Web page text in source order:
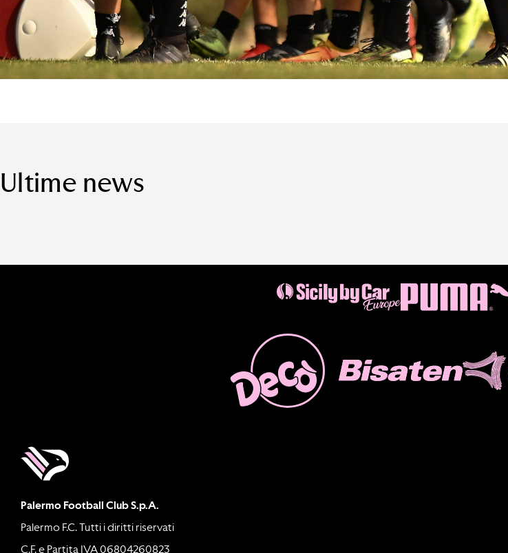
Ultime news
Palermo Football Club S.p.A.
Palermo F.C. Tutti i diritti riservati
C.F. e Partita IVA 06804260823